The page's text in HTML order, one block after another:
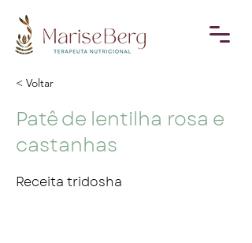
< Voltar
Patê de lentilha rosa e
castanhas
Receita tridosha